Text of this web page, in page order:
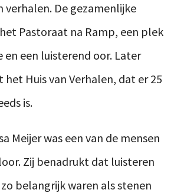
verhalen. De gezamenlijke
Pastoraat na Ramp, een plek
een luisterend oor. Later
Huis van Verhalen, dat er 25
is.
Meijer was een van de mensen
Zij benadrukt dat luisteren
belangrijk waren als stenen